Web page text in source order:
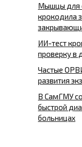
Мышцы для
крокодила
ИИ-тест
проверку в
Частые
развития
В СамГМУ
быстрой
больницах